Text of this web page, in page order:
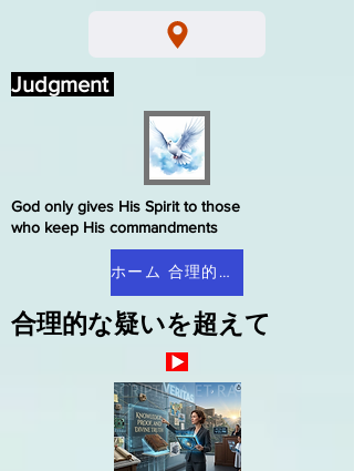
合理的な疑いを超えて
ホーム 合理的な疑い
God only gives His Spirit to those
who keep His commandments
Judgment